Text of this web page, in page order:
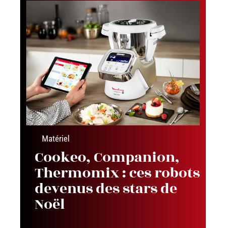
Matériel
Cookeo, Companion,
Thermomix : ces robots
devenus des stars de
Noël